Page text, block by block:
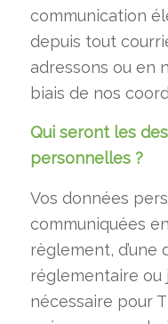
communication
depuis tout
adressons ou en
biais de nos
Qui seront les
personnelles ?
Vos données
communiquées
règlement, d’une
réglementaire ou
nécessaire pour